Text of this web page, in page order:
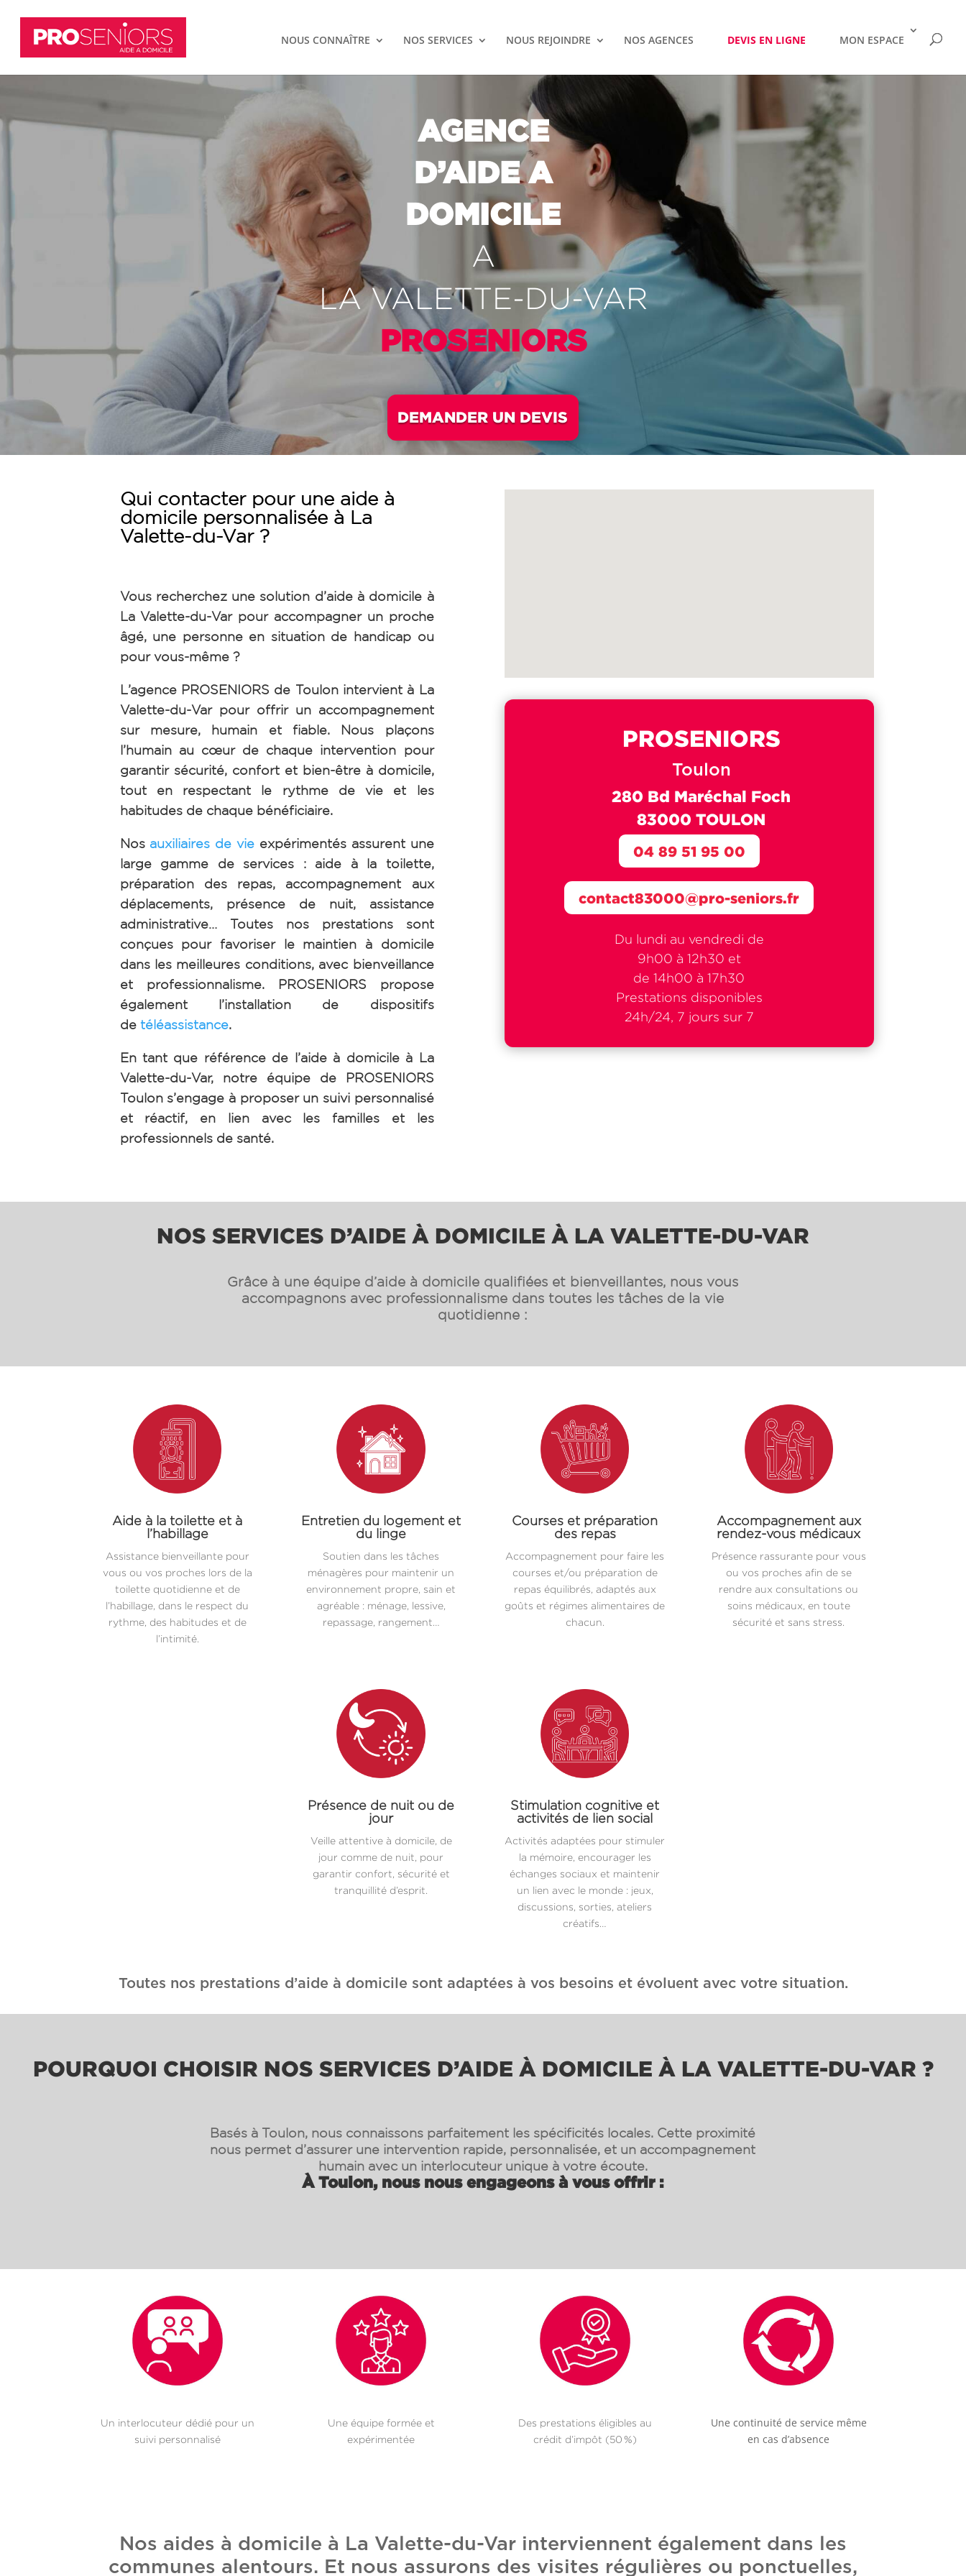
NOUS CONNAÎTRE NOS SERVICES NOUS REJOINDRE NOS AGENCES DEVIS EN LIGNE MON ESPACE
AGENCE
D’AIDE A
DOMICILE
A
LA VALETTE-DU-VAR
PROSENIORS
DEMANDER UN DEVIS
Qui contacter pour une aide à
domicile personnalisée à La
Valette-du-Var ?
Vous recherchez une solution d’aide à domicile à
La Valette-du-Var pour accompagner un proche
âgé, une personne en situation de handicap ou
pour vous-même ?
L’agence PROSENIORS de Toulon intervient à La
Valette-du-Var pour offrir un accompagnement
sur mesure, humain et fiable. Nous plaçons
l’humain au cœur de chaque intervention pour
garantir sécurité, confort et bien-être à domicile,
tout en respectant le rythme de vie et les
habitudes de chaque bénéficiaire.
Nos auxiliaires de vie expérimentés assurent une
large gamme de services : aide à la toilette,
préparation des repas, accompagnement aux
déplacements, présence de nuit, assistance
administrative… Toutes nos prestations sont
conçues pour favoriser le maintien à domicile
dans les meilleures conditions, avec bienveillance
et professionnalisme. PROSENIORS propose
également l’installation de dispositifs
de téléassistance.
En tant que référence de l’aide à domicile à La
Valette-du-Var, notre équipe de PROSENIORS
Toulon s’engage à proposer un suivi personnalisé
et réactif, en lien avec les familles et les
professionnels de santé.
PROSENIORS
Toulon
280 Bd Maréchal Foch
83000 TOULON
Du lundi au vendredi de
9h00 à 12h30 et
de 14h00 à 17h30
Prestations disponibles
24h/24, 7 jours sur 7
contact83000@pro-seniors.fr
04 89 51 95 00
NOS SERVICES D’AIDE À DOMICILE À LA VALETTE-DU-VAR
Grâce à une équipe d’aide à domicile qualifiées et bienveillantes, nous vous
accompagnons avec professionnalisme dans toutes les tâches de la vie
quotidienne :
Aide à la toilette et à
l’habillage
Assistance bienveillante pour
vous ou vos proches lors de la
toilette quotidienne et de
l’habillage, dans le respect du
rythme, des habitudes et de
l’intimité.
Entretien du logement et
du linge
Soutien dans les tâches
ménagères pour maintenir un
environnement propre, sain et
agréable : ménage, lessive,
repassage, rangement…
Courses et préparation
des repas
Accompagnement pour faire les
courses et/ou préparation de
repas équilibrés, adaptés aux
goûts et régimes alimentaires de
chacun.
Accompagnement aux
rendez-vous médicaux
Présence rassurante pour vous
ou vos proches afin de se
rendre aux consultations ou
soins médicaux, en toute
sécurité et sans stress.
Présence de nuit ou de
jour
Veille attentive à domicile, de
jour comme de nuit, pour
garantir confort, sécurité et
tranquillité d’esprit.
Stimulation cognitive et
activités de lien social
Activités adaptées pour stimuler
la mémoire, encourager les
échanges sociaux et maintenir
un lien avec le monde : jeux,
discussions, sorties, ateliers
créatifs…
Toutes nos prestations d’aide à domicile sont adaptées à vos besoins et évoluent avec votre situation.
POURQUOI CHOISIR NOS SERVICES D’AIDE À DOMICILE À LA VALETTE-DU-VAR ?
Basés à Toulon, nous connaissons parfaitement les spécificités locales. Cette proximité
nous permet d’assurer une intervention rapide, personnalisée, et un accompagnement
humain avec un interlocuteur unique à votre écoute.
À Toulon, nous nous engageons à vous offrir :
Un interlocuteur dédié pour un
suivi personnalisé
Une équipe formée et
expérimentée
Des prestations éligibles au
crédit d’impôt (50 %)
Une continuité de service même
en cas d’absence
Nos aides à domicile à La Valette-du-Var interviennent également dans les
communes alentours. Et nous assurons des visites régulières ou ponctuelles,